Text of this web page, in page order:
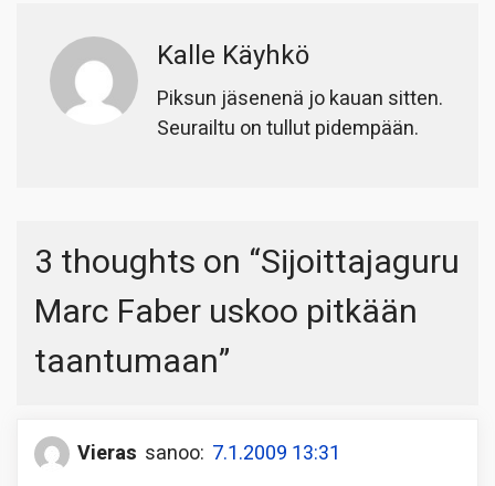
Kalle Käyhkö
Piksun jäsenenä jo kauan sitten.
Seurailtu on tullut pidempään.
3 thoughts on “Sijoittajaguru
Marc Faber uskoo pitkään
taantumaan”
Vieras sanoo: 7.1.2009 13:31